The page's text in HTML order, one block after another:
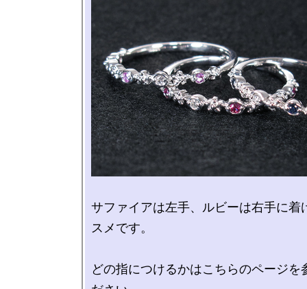
サファイアは左手、ルビーは右手に着
スメです。
どの指につけるかはこちらのページを